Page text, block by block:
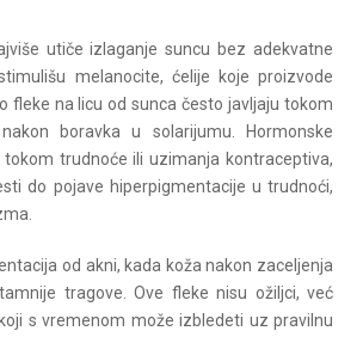
utiče izlaganje suncu bez adekvatne
melanocite, ćelije koje proizvode
fleke na licu od sunca često javljaju tokom
boravka u solarijumu. Hormonske
trudnoće ili uzimanja kontraceptiva,
do pojave hiperpigmentacije u trudnoći,
od akni, kada koža nakon zaceljenja
tragove. Ove fleke nisu ožiljci, već
s vremenom može izbledeti uz pravilnu